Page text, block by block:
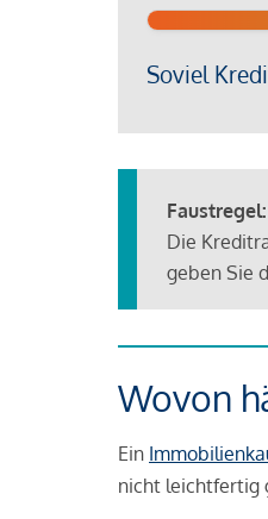
Soviel
Die
geben Sie
Wovon
Ein
nicht leichtfertig